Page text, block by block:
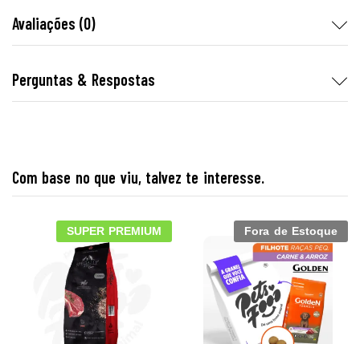
Avaliações (0)
Perguntas & Respostas
Com base no que viu, talvez te interesse.
SUPER PREMIUM Fora de Estoque